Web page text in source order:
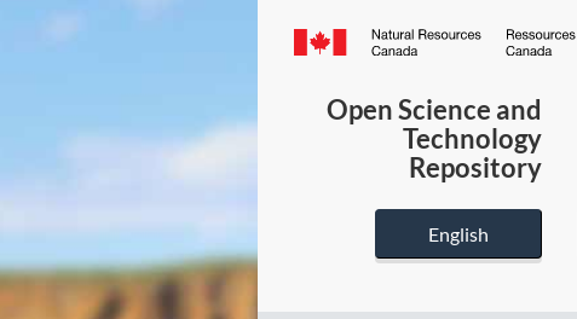
Canada.ca
Open Science and
Technology
Repository
English